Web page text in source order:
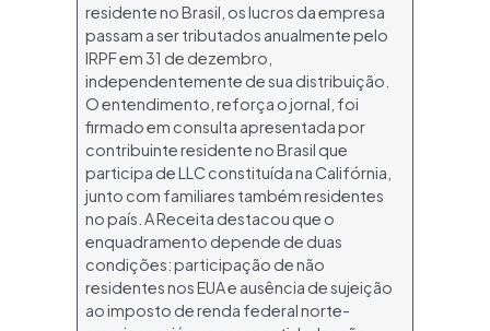
residente no Brasil, os lucros da empresa
passam a ser tributados anualmente pelo
IRPF em 31 de dezembro,
independentemente de sua distribuição.
O entendimento, reforça o jornal, foi
firmado em consulta apresentada por
contribuinte residente no Brasil que
participa de LLC constituída na Califórnia,
junto com familiares também residentes
no país. A Receita destacou que o
enquadramento depende de duas
condições: participação de não
residentes nos EUA e ausência de sujeição
ao imposto de renda federal norte-